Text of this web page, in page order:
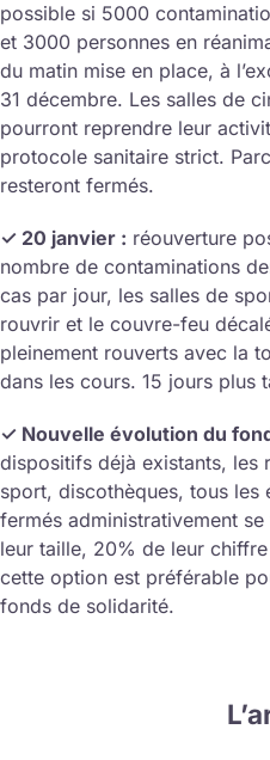
possible si 5000
et 3000 personnes en
du matin mise en place, à
31 décembre. Les salles de
pourront reprendre leur
protocole sanitaire strict.
resteront fermés.
✓ 20 janvier : réouverture
nombre de contaminations
cas par jour, les salles de
rouvrir et le couvre-feu
pleinement rouverts avec la
dans les cours. 15 jours plus
✓ Nouvelle évolution du
dispositifs déjà existants, les
sport, discothèques, tous les
fermés administrativement
leur taille, 20% de leur chiffre
cette option est préférable
fonds de solidarité.